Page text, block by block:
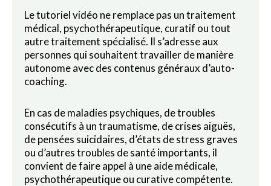
Le tutoriel vidéo ne remplace pas un traitement
médical, psychothérapeutique, curatif ou tout
autre traitement spécialisé. Il s’adresse aux
personnes qui souhaitent travailler de manière
autonome avec des contenus généraux d’auto-
coaching.
En cas de maladies psychiques, de troubles
consécutifs à un traumatisme, de crises aiguës,
de pensées suicidaires, d’états de stress graves
ou d’autres troubles de santé importants, il
convient de faire appel à une aide médicale,
psychothérapeutique ou curative compétente.